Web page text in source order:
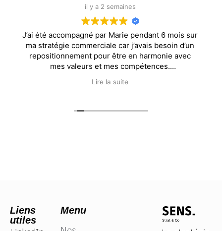
il y a 2 semaines
accompagné par Marie pendant 6 mois sur
commerciale car j’avais besoin d’un
pour être en harmonie avec
mes valeurs et mes compétences.
différemment. J’ai aujourd’hui un autre
J’ai eu
de
Menu
Liens
utiles